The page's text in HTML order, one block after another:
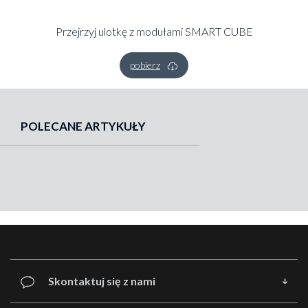
Przejrzyj ulotkę z modułami SMART CUBE
pobierz
POLECANE ARTYKUŁY
Skontaktuj się z nami